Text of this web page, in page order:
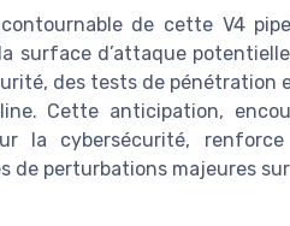
de cette V4
surface d’attaque
des tests de pénétration
Cette anticipation,
la cybersécurité,
perturbations majeures